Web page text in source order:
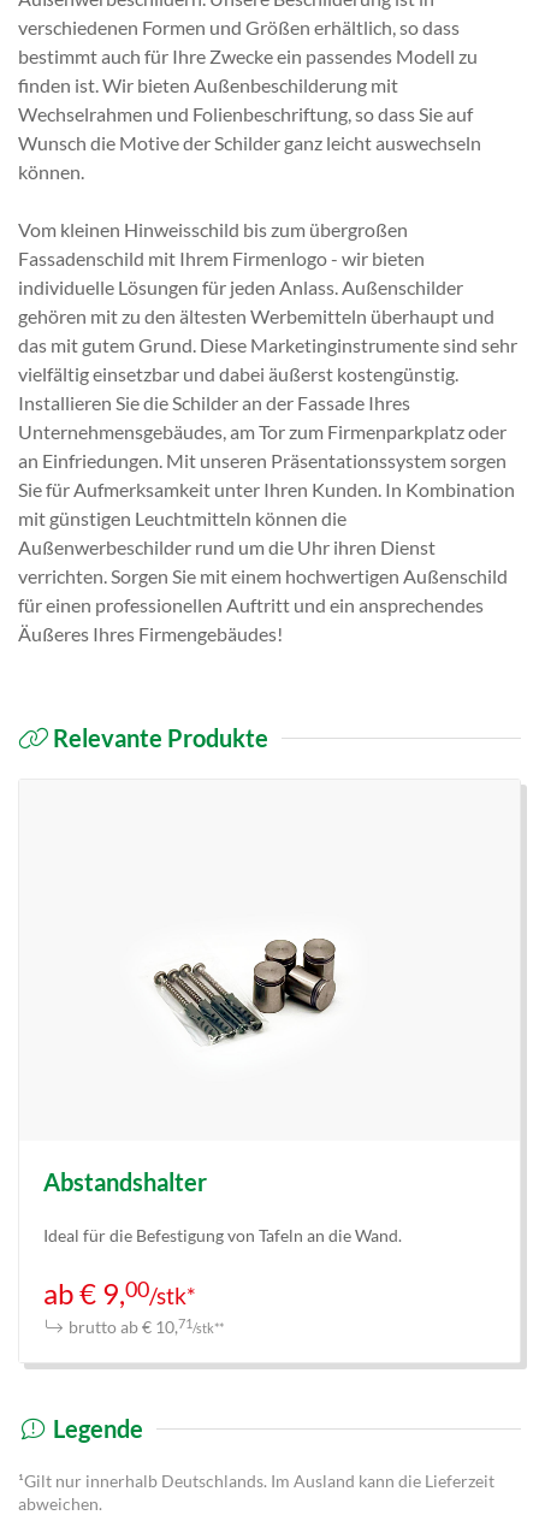
verschiedenen Formen und Größen erhältlich, so dass
bestimmt auch für Ihre Zwecke ein passendes Modell zu
finden ist. Wir bieten Außenbeschilderung mit
Wechselrahmen und Folienbeschriftung, so dass Sie auf
Wunsch die Motive der Schilder ganz leicht auswechseln
können.
Vom kleinen Hinweisschild bis zum übergroßen
Fassadenschild mit Ihrem Firmenlogo - wir bieten
individuelle Lösungen für jeden Anlass. Außenschilder
gehören mit zu den ältesten Werbemitteln überhaupt und
das mit gutem Grund. Diese Marketinginstrumente sind sehr
vielfältig einsetzbar und dabei äußerst kostengünstig.
Installieren Sie die Schilder an der Fassade Ihres
Unternehmensgebäudes, am Tor zum Firmenparkplatz oder
an Einfriedungen. Mit unseren Präsentationssystem sorgen
Sie für Aufmerksamkeit unter Ihren Kunden. In Kombination
mit günstigen Leuchtmitteln können die
Außenwerbeschilder rund um die Uhr ihren Dienst
verrichten. Sorgen Sie mit einem hochwertigen Außenschild
für einen professionellen Auftritt und ein ansprechendes
Äußeres Ihres Firmengebäudes!
Relevante Produkte
Abstandshalter
Ideal für die Befestigung von Tafeln an die Wand.
ab € 9,00/stk*
brutto ab € 10,71 /stk**
Legende
¹Gilt nur innerhalb Deutschlands. Im Ausland kann die Lieferzeit
abweichen.